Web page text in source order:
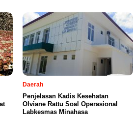
Daerah
Penjelasan Kadis Kesehatan
Olviane Rattu Soal Operasional
Labkesmas Minahasa